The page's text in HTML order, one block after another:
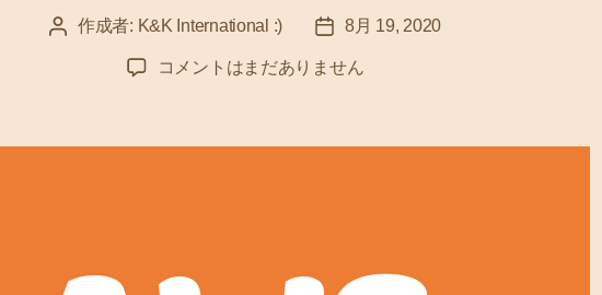
投 作成者: K&K International :)
投
日
8月 19, 2020
A
を
）
コメントはまだありません